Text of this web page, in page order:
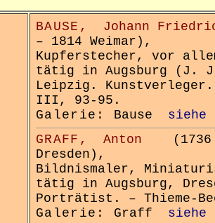
BAUSE,
Johann
– 1814 Weimar),
Kupferstecher, vor
tätig in Augsburg (J.
Leipzig. Kunstverleger.
III, 93-95.
Galerie: Bause siehe
GRAFF,
Anton
(1736
Dresden),
Bildnismaler,
tätig in Augsburg,
Porträtist. – Thieme-
Galerie: Graff siehe